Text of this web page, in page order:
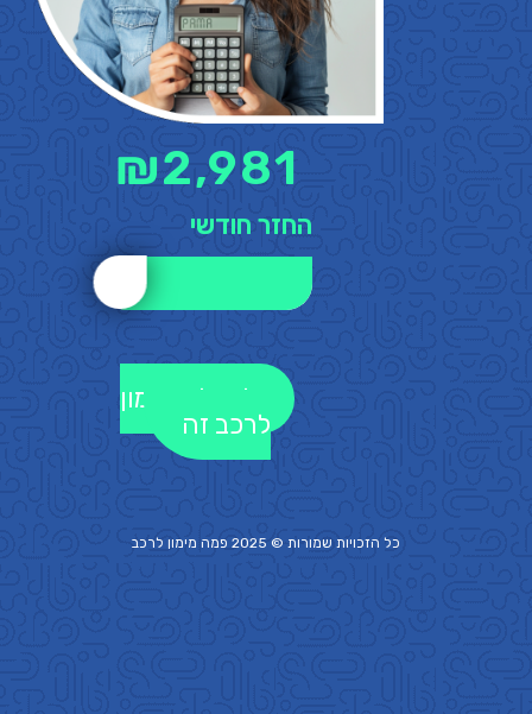
2,981
₪
החזר חודשי
לקבלת מימון
לרכב זה
כל הזכויות שמורות © 2025 פמה מימון לרכב